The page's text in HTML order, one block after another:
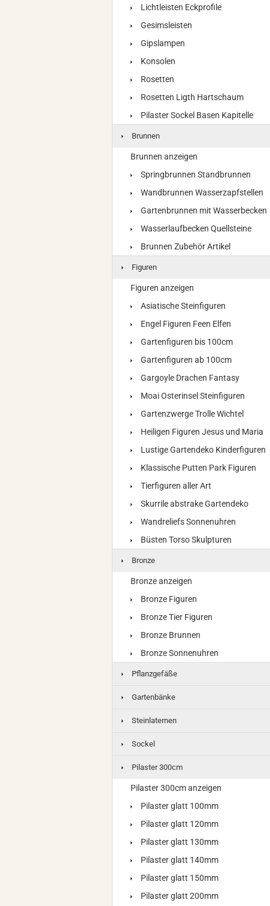
Lichtleisten Eckprofile
Gesimsleisten
Gipslampen
Konsolen
Rosetten
Rosetten Ligth Hartschaum
Pilaster Sockel Basen Kapitelle
Brunnen
Brunnen anzeigen
Springbrunnen Standbrunnen
Wandbrunnen Wasserzapfstellen
Gartenbrunnen mit Wasserbecken
Wasserlaufbecken Quellsteine
Brunnen Zubehör Artikel
Figuren
Figuren anzeigen
Asiatische Steinfiguren
Engel Figuren Feen Elfen
Gartenfiguren bis 100cm
Gartenfiguren ab 100cm
Gargoyle Drachen Fantasy
Moai Osterinsel Steinfiguren
Gartenzwerge Trolle Wichtel
Heiligen Figuren Jesus und Maria
Lustige Gartendeko Kinderfiguren
Klassische Putten Park Figuren
Tierfiguren aller Art
Skurrile abstrake Gartendeko
Wandreliefs Sonnenuhren
Büsten Torso Skulpturen
Bronze
Bronze anzeigen
Bronze Figuren
Bronze Tier Figuren
Bronze Brunnen
Bronze Sonnenuhren
Pflanzgefäße
Gartenbänke
Steinlaternen
Sockel
Pilaster 300cm
Pilaster 300cm anzeigen
Pilaster glatt 100mm
Pilaster glatt 120mm
Pilaster glatt 130mm
Pilaster glatt 140mm
Pilaster glatt 150mm
Pilaster glatt 200mm